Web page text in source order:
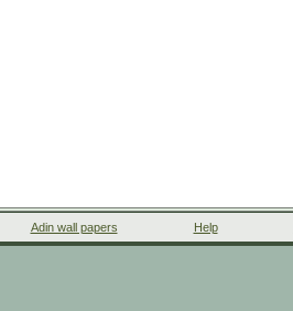
Adin wall papers Help